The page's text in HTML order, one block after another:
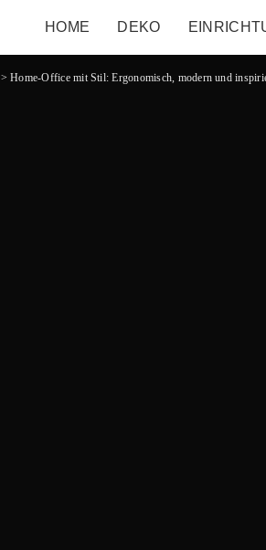
HOME DEKO
>Home-Office mit Stil: Ergonomisch, modern und